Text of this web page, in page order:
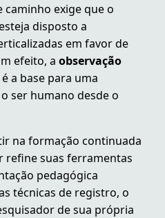
caminho exige que o
disposto a
em favor de
efeito, a observação
é a base para uma
ser humano desde o
na formação continuada
refine suas ferramentas
pedagógica
técnicas de registro, o
de sua própria